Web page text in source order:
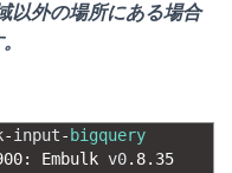
以外の場所にある場合
-input- bigquery
: Embulk v0. 8.35